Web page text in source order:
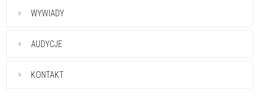
WYWIADY
AUDYCJE
KONTAKT